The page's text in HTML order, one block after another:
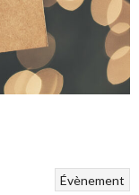
Évènement